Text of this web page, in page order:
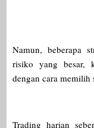
Namun, beberapa
risiko yang besar,
dengan cara memilih
Trading harian